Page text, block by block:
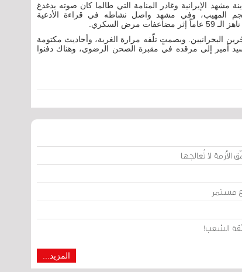
مشهد الإيرانية وغادر المنامة التي طالما كان صوته يدغدغ
المهيب، وفي مشهد واصل نشاطه في قراءة الأدعية
البحرانيين. وبصمتٍ تلّفه مرارة الغربة، وأحاديث مكتومة
أمير إلى مرقده في مقبرة الصحن الرضوي، وهناك دفنوا
لا تُعالجها
مستمر
الشعب!
المزيد...